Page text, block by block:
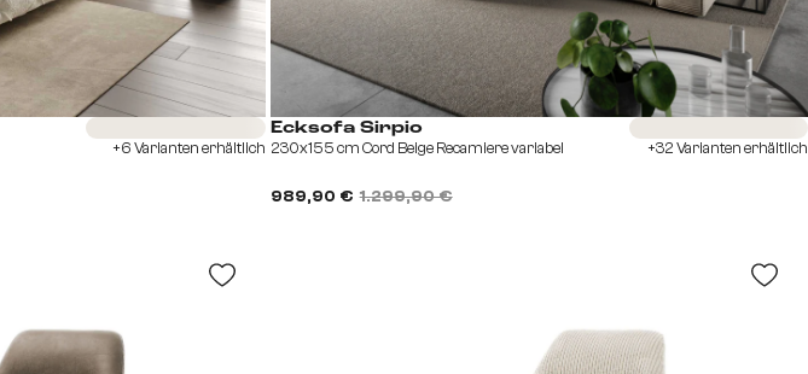
+6 Varianten erhältlich
Ecksofa Sirpio
230x155 cm Cord Beige Recamiere variabel
989,90 € 1.299,90 €
+32 Varianten erhältlich